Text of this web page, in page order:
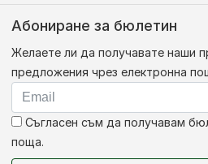
Абониране за бюлетин
Желаете ли да получавате наши
предложения чрез електронна
Съгласен съм да получавам
поща.